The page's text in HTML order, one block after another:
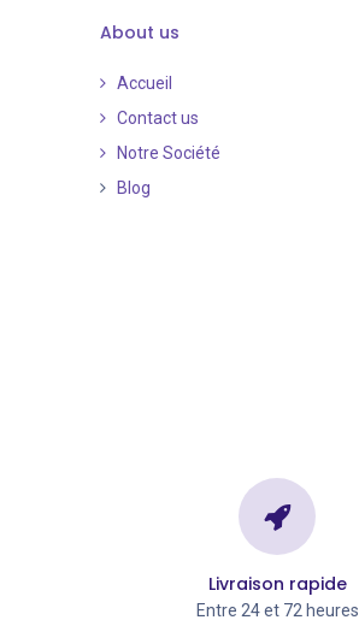
About us
Accueil
Contact us
Notre Société
Blog
Livraison rapide
Entre 24 et 72 heures